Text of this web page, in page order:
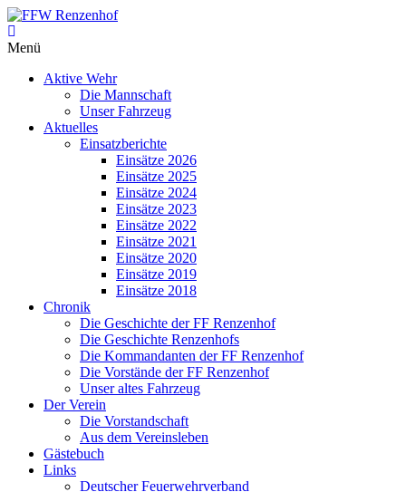
Zum
Inhalt
springen
FFW
Renzenhof
Löschen
Menü
Aktive Wehr
Die Mannschaft
Unser Fahrzeug
Aktuelles
Einsatzberichte
Einsätze 2026
Einsätze 2025
Einsätze 2024
Einsätze 2023
Einsätze 2022
Einsätze 2021
Einsätze 2020
Einsätze 2019
Einsätze 2018
Chronik
Die Geschichte der FF Renzenhof
Die Geschichte Renzenhofs
Die Kommandanten der FF Renzenhof
Die Vorstände der FF Renzenhof
Unser altes Fahrzeug
Der Verein
Die Vorstandschaft
Aus dem Vereinsleben
Gästebuch
Links
Deutscher Feuerwehrverband